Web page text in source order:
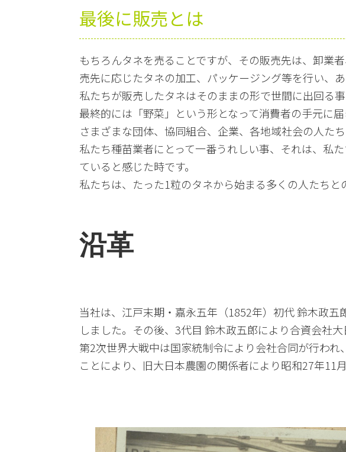
最後に販売とは
もちろんタネを売ることですが、その販売先は、卸業
売先に応じたタネの加工、パッケージング等を行い、
私たちが販売したタネはそのままの形で世間に出回る事
最終的には「野菜」という形となって消費者の手元に
さまざまな団体、協同組合、企業、各地域社会の人た
私たち種苗業者にとって一番うれしい事、それは、私
ていると感じた時です。
私たちは、たった1粒のタネから始まる多くの人たちと
沿革
当社は、江戸末期・嘉永五年（1852年）初代 鈴木政
しました。その後、3代目 鈴木政五郎により合資会社大
第2次世界大戦中は国家統制令により会社合同が行わ
ことにより、旧大日本農園の関係者により昭和27年11